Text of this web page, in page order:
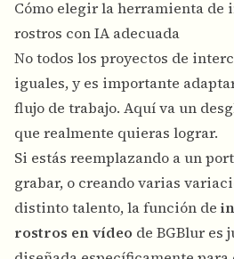
Cómo elegir la herramienta de
rostros con IA adecuada
No todos los proyectos de
iguales, y es importante
flujo de trabajo. Aquí va un
que realmente quieras lograr.
Si estás reemplazando a un
grabar, o creando varias
distinto talento, la función de
rostros en vídeo de BGBlur es